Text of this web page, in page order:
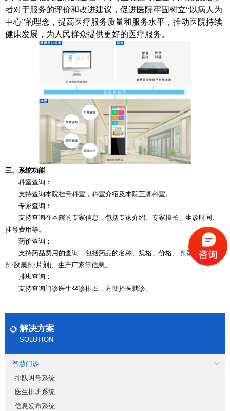
者对于服务的评价和改进建议，促进医院牢固树立“以病人为
中心”的理念，提高医疗服务质量和服务水平，推动医院持续
健康发展，为人民群众提供更好的医疗服务。
三、系统功能
科室查询：
支持查询本院挂号科室，科室介绍及本院王牌科室。
专家查询：
支持查询在本院的专家信息，包括专家介绍、专家擅长、坐诊时间、
挂号费用等。
药价查询：
支持药品费用的查询，包括药品的名称、规格、价格、 剂型(大输液\针
剂\胶囊剂\片剂)、 生产厂家等信息。
排班查询：
支持查询门诊医生坐诊排班，方便择医就诊。
解决方案
SOLUTION
智慧门诊
排队叫号系统
医生排班系统
信息发布系统